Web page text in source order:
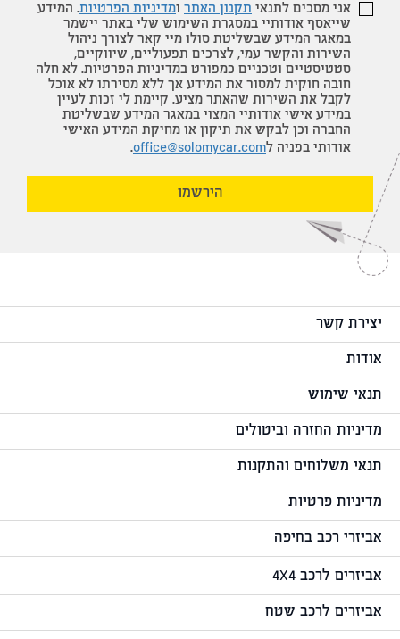
אני מסכים לתנאי תקנון האתר ומדיניות הפרטיות. המידע
שייאסף אודותיי במסגרת השימוש שלי באתר יישמר
במאגר המידע שבשליטת סולו מיי קאר לצורך ניהול
השירות והקשר עמי, לצרכים תפעוליים, שיווקיים,
סטטיסטיים וטכניים כמפורט במדיניות הפרטיות. לא חלה
חובה חוקית למסור את המידע אך ללא מסירתו לא אוכל
לקבל את השירות שהאתר מציע. קיימת לי זכות לעיין
במידע אישי אודותיי המצוי במאגר המידע שבשליטת
החברה וכן לבקש את תיקון או מחיקת המידע האישי
אודותי בפניה לoffice@solomycar.com
.
הירשמו
יצירת קשר
אודות
תנאי שימוש
מדיניות החזרה וביטולים
תנאי משלוחים והתקנות
מדיניות פרטיות
אביזרי רכב בחיפה
אביזרים לרכב 4X4
אביזרים לרכב שטח